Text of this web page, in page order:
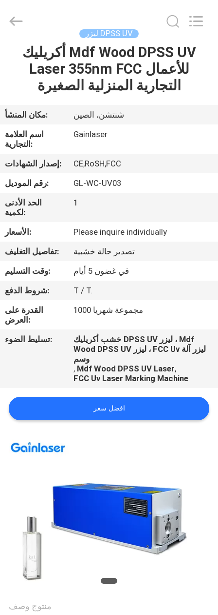
الصفحة
الرئيسية
معلومات
عنا
جولة
في
المعمل
مراقبة
الجودة
اتصل
بنا
اطلب
المزود.
Copyright
lasermarkingmachine.com.
ليزر DPSS UV
أكريليك Mdf Wood DPSS UV
Laser 355nm FCC للأعمال
التجارية المنزلية الصغيرة
مكان المنشأ:
شنتشن، الصين
اسم العلامة
التجارية:
Gainlaser
إصدار الشهادات:
CE,RoSH,FCC
رقم الموديل:
GL-WC-UV03
الحد الأدنى
لكمية:
1
الأسعار:
Please inquire individually
تفاصيل التغليف:
تصدير حالة خشبية
وقت التسليم:
في غضون 5 أيام
شروط الدفع:
T / T.
القدرة على
العرض:
1000 مجموعة شهريا
تسليط الضوء:
خشب أكريليك DPSS UV ليزر ، Mdf
Wood DPSS UV ليزر ، FCC Uv ليزر آلة
وسم
, Mdf Wood DPSS UV Laser,
FCC Uv Laser Marking Machine
افضل سعر
منتوج وصف